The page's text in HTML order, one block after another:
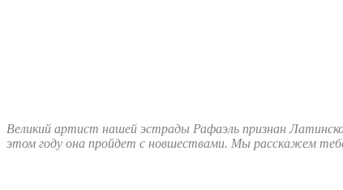
Великий артист нашей эстрады Рафаэль признан
этом году она пройдет с новшествами. Мы расскажем